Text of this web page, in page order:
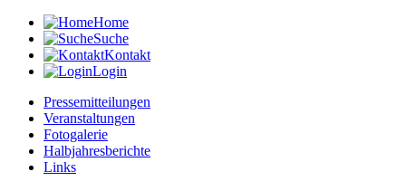
Home
Suche
Kontakt
Login
Pressemitteilungen
Veranstaltungen
Fotogalerie
Halbjahresberichte
Links